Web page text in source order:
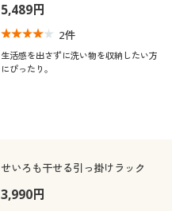
5,489円
2件
生活感を出さずに洗い物を収納したい方
にぴったり。
せいろも干せる引っ掛けラック
3,990円